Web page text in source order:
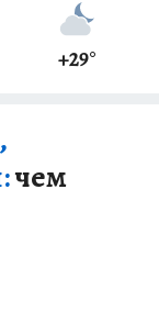
чем
+29°